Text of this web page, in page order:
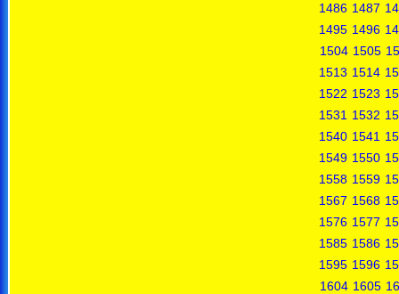
1486 1487
1495 1496
1504 1505
1513 1514
1522 1523
1531 1532
1540 1541
1549 1550
1558 1559
1567 1568
1576 1577
1585 1586
1595 1596
1604 1605